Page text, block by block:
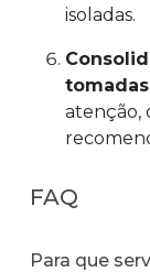
isoladas.
atenção,
FAQ
Para que